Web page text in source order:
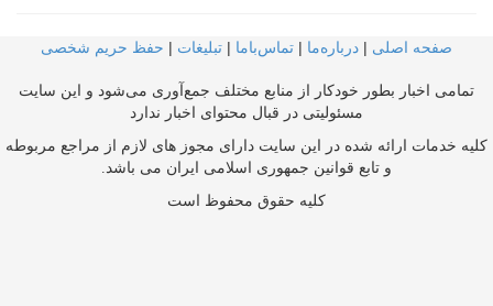
صفحه اصلی | درباره‌ما | تماس‌با‌ما | تبلیغات | حفظ حریم شخصی
تمامی اخبار بطور خودکار از منابع مختلف جمع‌آوری می‌شود و این سایت
مسئولیتی در قبال محتوای اخبار ندارد
کلیه خدمات ارائه شده در این سایت دارای مجوز های لازم از مراجع مربوطه
و تابع قوانین جمهوری اسلامی ایران می باشد.
کلیه حقوق محفوظ است